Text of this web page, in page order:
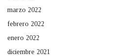
marzo 2022
febrero 2022
enero 2022
diciembre 2021